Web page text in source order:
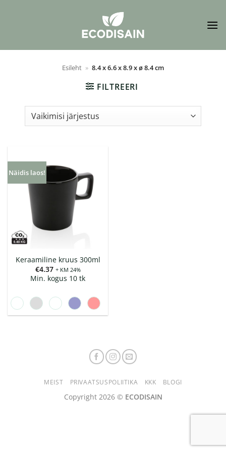
Esileht » 8.4 x 6.6 x 8.9 x ø 8.4 cm
FILTREERI
Näidis laos!
Keraamiline kruus 300ml
€4.37 + KM 24%
Min. kogus 10 tk
MEIST PRIVAATSUSPOLIITIKA KKK BLOGI
Copyright 2026 © ECODISAIN